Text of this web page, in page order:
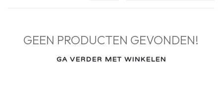
GEEN PRODUCTEN GEVONDEN!
GA VERDER MET WINKELEN